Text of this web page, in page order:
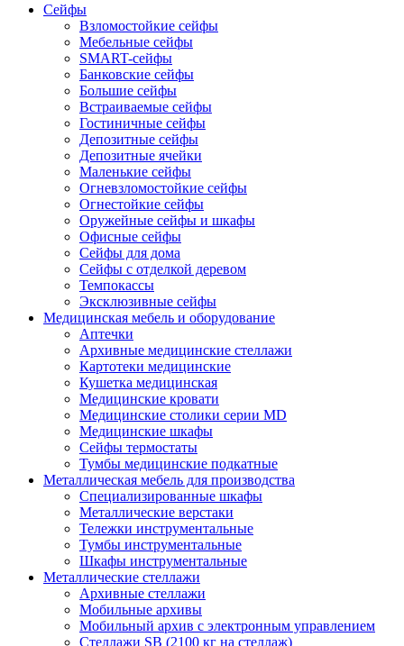
Сейфы
Взломостойкие сейфы
Мебельные сейфы
SMART-сейфы
Банковские сейфы
Большие сейфы
Встраиваемые сейфы
Гостиничные сейфы
Депозитные сейфы
Депозитные ячейки
Маленькие сейфы
Огневзломостойкие сейфы
Огнестойкие сейфы
Оружейные сейфы и шкафы
Офисные сейфы
Сейфы для дома
Сейфы с отделкой деревом
Темпокассы
Эксклюзивные сейфы
Медицинская мебель и оборудование
Аптечки
Архивные медицинские стеллажи
Картотеки медицинские
Кушетка медицинская
Медицинские кровати
Медицинские столики серии MD
Медицинские шкафы
Сейфы термостаты
Тумбы медицинские подкатные
Металлическая мебель для производства
Cпециализированные шкафы
Металлические верстаки
Тележки инструментальные
Тумбы инструментальные
Шкафы инструментальные
Металлические стеллажи
Архивные стеллажи
Мобильные архивы
Мобильный архив с электронным управлением
Стеллажи SB (2100 кг на стеллаж)